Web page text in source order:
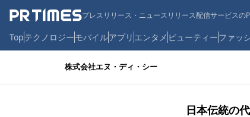
プレスリリース・ニュースリリース配信サービスの
Topテクノロジーモバイルアプリ エンタメ ビューティーファッ
株式会社エヌ・ディ・シー
日本伝統の